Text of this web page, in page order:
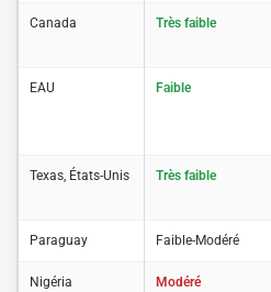
Canada Très faible
EAU Faible
Texas, États-Unis Très faible
Paraguay Faible-Modéré
Nigéria Modéré